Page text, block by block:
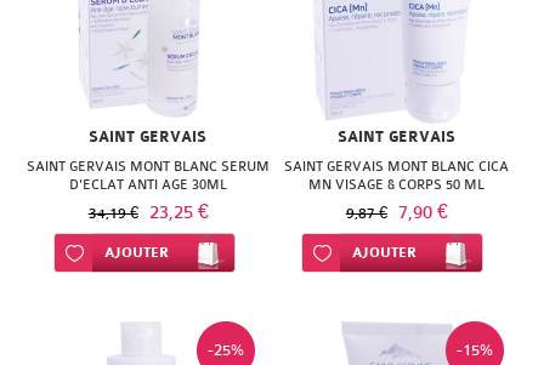
DIET
SAINT GERVAIS
SAINT GERVAIS MONT BLANC SERUM
D'ECLAT ANTI AGE 30ML
34,19 € 23,25 €
Ajouter à ma liste d’envie
AJOUTER
SAINT GERVAIS
SAINT GERVAIS MONT BLANC CICA
MN VISAGE & CORPS 50 ML
9,87 € 7,90 €
Ajouter à ma liste d’envie
AJOUTER
-25% -15%